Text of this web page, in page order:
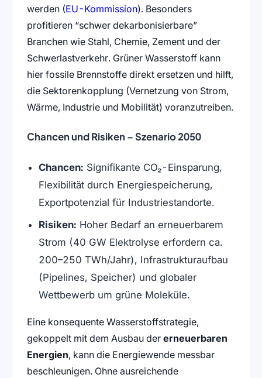
werden (EU-Kommission(öffnet in neuem Tab)
). Besonders
profitieren “schwer dekarbonisierbare”
Branchen wie Stahl, Chemie, Zement und der
Schwerlastverkehr. Grüner Wasserstoff kann
hier fossile Brennstoffe direkt ersetzen und hilft,
die Sektorenkopplung (Vernetzung von Strom,
Wärme, Industrie und Mobilität) voranzutreiben.
Chancen und Risiken – Szenario 2050
Chancen: Signifikante CO₂-Einsparung,
Flexibilität durch Energiespeicherung,
Exportpotenzial für Industriestandorte.
Risiken: Hoher Bedarf an erneuerbarem
Strom (40 GW Elektrolyse erfordern ca.
200–250 TWh/Jahr), Infrastrukturaufbau
(Pipelines, Speicher) und globaler
Wettbewerb um grüne Moleküle.
Eine konsequente Wasserstoffstrategie,
gekoppelt mit dem Ausbau der erneuerbaren
Energien, kann die Energiewende messbar
beschleunigen. Ohne ausreichende